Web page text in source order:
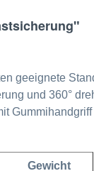
geeignete
und 360°
Gewicht